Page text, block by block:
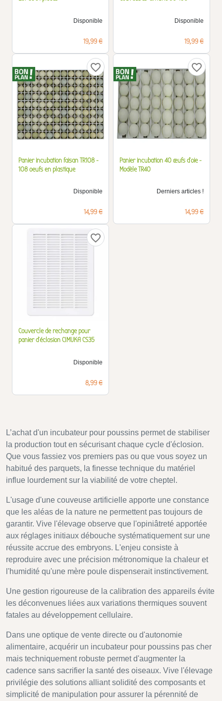
Disponible
Prix
19,99 €
Disponible
Prix
19,99 €
favorite_border
Panier incubation faisan TR108 -
108 oeufs en plastique
Disponible
Prix
14,99 €
favorite_border
Panier incubation 40 œufs d'oie -
Modèle TR40
Derniers articles !
Prix
14,99 €
favorite_border
Couvercle de rechange pour
panier d'éclosion CIMUKA CS35
Disponible
Prix
8,99 €
L’achat d'un incubateur pour poussins permet de stabiliser
la production tout en sécurisant chaque cycle d'éclosion.
Que vous fassiez vos premiers pas ou que vous soyez un
habitué des parquets, la finesse technique du matériel
influe lourdement sur la viabilité de votre cheptel.
L'usage d'une couveuse artificielle apporte une constance
que les aléas de la nature ne permettent pas toujours de
garantir. Vive l'élevage observe que l'opiniâtreté apportée
aux réglages initiaux débouche systématiquement sur une
réussite accrue des embryons. L'enjeu consiste à
reproduire avec une précision métronomique la chaleur et
l'humidité qu'une mère poule dispenserait instinctivement.
Une gestion rigoureuse de la calibration des appareils évite
les déconvenues liées aux variations thermiques souvent
fatales au développement cellulaire.
Dans une optique de vente directe ou d'autonomie
alimentaire, acquérir un incubateur pour poussins pas cher
mais techniquement robuste permet d'augmenter la
cadence sans sacrifier la santé des oiseaux. Vive l'élevage
privilégie des solutions alliant solidité des composants et
simplicité de manipulation pour assurer la pérennité de